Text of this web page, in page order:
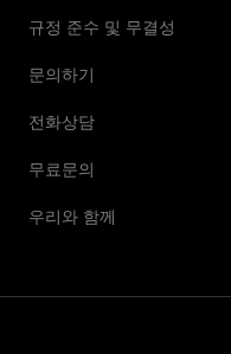
규정 준수 및 무결성
문의하기
전화상담
무료문의
우리와 함께